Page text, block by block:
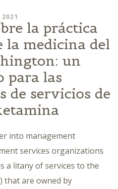
2021
la práctica
la medicina del
un
para las
de servicios de
into management
services organizations
a litany of services to the
that are owned by